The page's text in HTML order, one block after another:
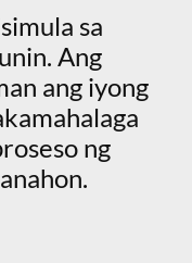
sa
Ang
ang iyong
ng